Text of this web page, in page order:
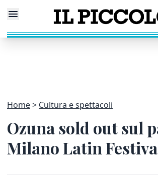
Home Cultura e spettacoli
Ozuna sold out sul
Milano Latin